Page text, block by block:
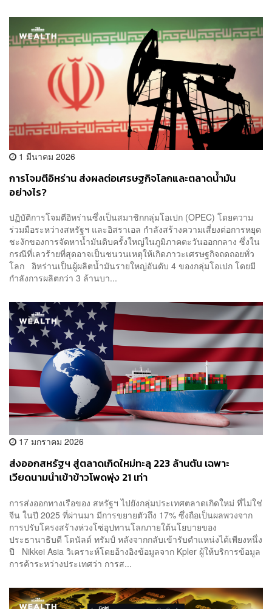
1 มีนาคม 2026
การโจมตีอิหร่าน ส่งผลต่อเศรษฐกิจโลกและตลาดน้ำมัน
อย่างไร?
ปฏิบัติการโจมตีอิหร่านซึ่งเป็นสมาชิกกลุ่มโอเปก (OPEC) โดยความ
ร่วมมือระหว่างสหรัฐฯ และอิสราเอล กำลังสร้างความเสี่ยงต่อการหยุด
ชะงักของการจัดหาน้ำมันดิบครั้งใหญ่ในภูมิภาคตะวันออกกลาง ซึ่งใน
กรณีที่เลวร้ายที่สุดอาจเป็นชนวนเหตุให้เกิดภาวะเศรษฐกิจถดถอยทั่ว
โลก อิหร่านเป็นผู้ผลิตน้ำมันรายใหญ่อันดับ 4 ของกลุ่มโอเปก โดยมี
กำลังการผลิตกว่า 3 ล้านบา...
17 มกราคม 2026
ส่งออกสหรัฐฯ สู่ตลาดเกิดใหม่ทะลุ 223 ล้านตัน เฉพาะ
เวียดนามนำเข้าข้าวโพดพุ่ง 21 เท่า
การส่งออกทางเรือของ สหรัฐฯ ไปยังกลุ่มประเทศตลาดเกิดใหม่ ที่ไม่ใช่
จีน ในปี 2025 ที่ผ่านมา มีการขยายตัวถึง 17% ซึ่งถือเป็นผลพวงจาก
การปรับโครงสร้างห่วงโซ่อุปทานโลกภายใต้นโยบายของ
ประธานาธิบดี โดนัลด์ ทรัมป์ หลังจากกลับเข้ารับตำแหน่งได้เพียงหนึ่ง
ปี Nikkei Asia วิเคราะห์โดยอ้างอิงข้อมูลจาก Kpler ผู้ให้บริการข้อมูล
การค้าระหว่างประเทศว่า การส...